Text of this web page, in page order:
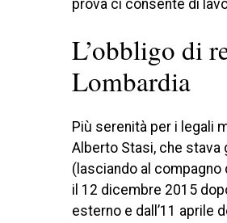
prova ci consente di
L’obbligo di
Lombardia
Più serenità per i legali
Alberto Stasi, che stava
(lasciando al
il 12 dicembre 2015
esterno e dall’11 aprile